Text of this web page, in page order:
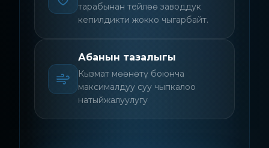
тарабынан тейлөө заводдук
кепилдикти жокко чыгарбайт.
Абанын тазалыгы
Кызмат мөөнөтү боюнча
максималдуу суу чыпкалоо
натыйжалуулугу